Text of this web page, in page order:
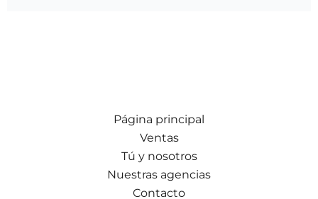
Página principal
Ventas
Tú y nosotros
Nuestras agencias
Contacto